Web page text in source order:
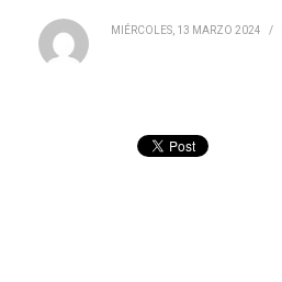
MIÉRCOLES, 13 MARZO 2024 /